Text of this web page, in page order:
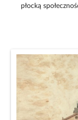
płocką